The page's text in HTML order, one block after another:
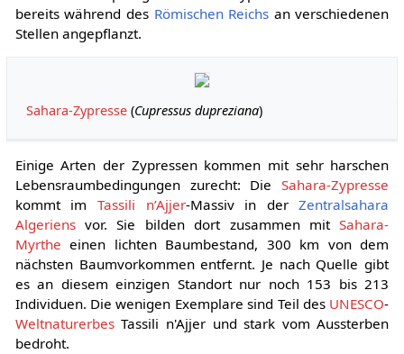
bereits während des Römischen Reichs an verschiedenen
Stellen angepflanzt.
Sahara-Zypresse (Cupressus dupreziana)
Einige Arten der Zypressen kommen mit sehr harschen
Lebensraumbedingungen zurecht: DieSahara-Zypresse
kommt im Tassili n’Ajjer-Massiv in derZentralsahara
Algeriensvor. Sie bilden dort zusammen mitSahara-
Myrthe einen lichten Baumbestand, 300 km von dem
nächsten Baumvorkommen entfernt. Je nach Quelle gibt
es an diesem einzigen Standort nur noch 153 bis 213
Individuen. Die wenigen Exemplare sind Teil des UNESCO-
WeltnaturerbesTassili n'Ajjer und stark vom Aussterben
bedroht.